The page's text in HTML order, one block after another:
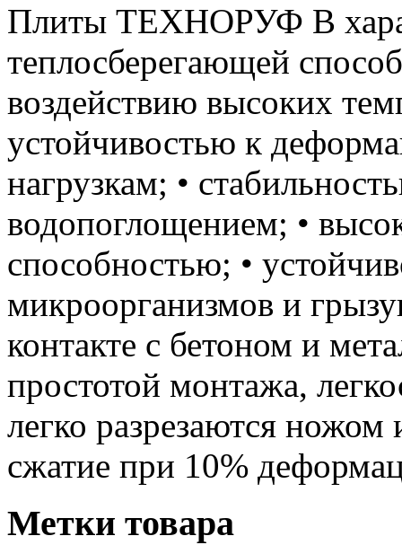
Плиты ТЕХНОРУФ В
теплосберегающей
воздействию высоких
устойчивостью к
нагрузкам; •
водопоглощением; •
способностью; •
микроорганизмов и
контакте с бетоном и
простотой монтажа,
легко разрезаются
сжатие при 10%
Метки товара